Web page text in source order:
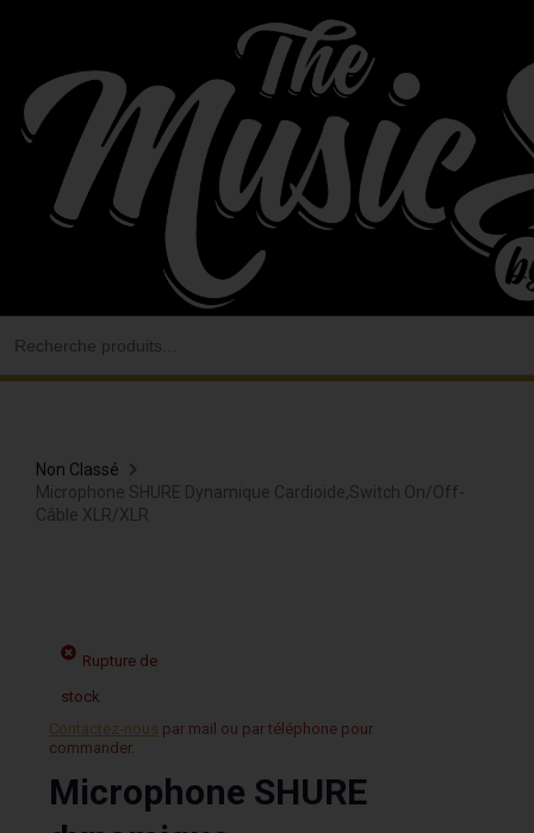
contenu
Non Classé
Microphone SHURE Dynamique Cardioide,switch On/off-
Câble XLR/XLR
Rupture de
stock
Contactez-nous par mail ou par téléphone pour
commander.
Microphone SHURE